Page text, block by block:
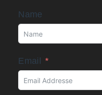
Name
Email